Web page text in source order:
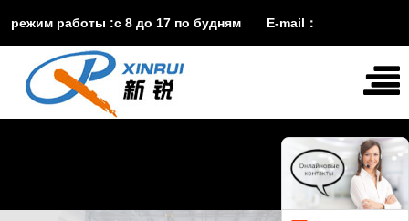
режим работы :с 8 до 17 по будням E-mail：
vira@xinruisuji.comWhatsApp： 